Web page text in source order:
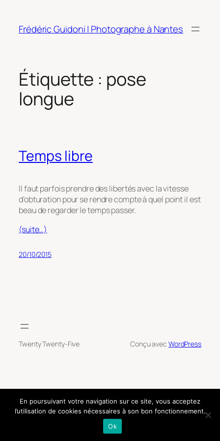
contenu
Frédéric Guidoni | Photographe à Nantes
Étiquette : pose
longue
Temps libre
Il faut parfois prendre des libertés avec la vitesse
d’obturation pour se rendre compte à quel point il est
beau de regarder le temps passer.
(suite…)
20/10/2015
Twenty Twenty-Five Conçu avec WordPress
En poursuivant votre navigation sur ce site, vous acceptez
l’utilisation de cookies nécessaires à son bon fonctionnement.
Ok